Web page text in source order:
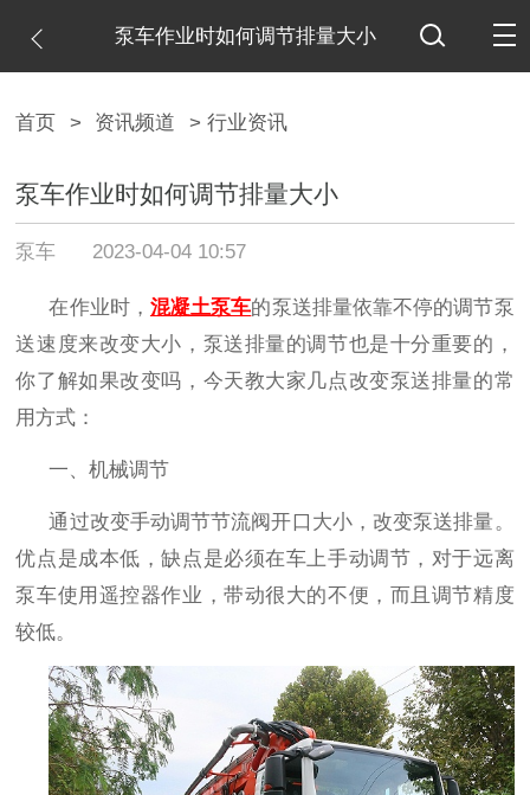
泵车作业时如何调节排量大小
首页 > 资讯频道 > 行业资讯
泵车作业时如何调节排量大小
泵车 2023-04-04 10:57
在作业时， 混凝土泵车的泵送排量依靠不停的调节泵
送速度来改变大小，泵送排量的调节也是十分重要的，
你了解如果改变吗，今天教大家几点改变泵送排量的常
用方式：
一、机械调节
通过改变手动调节节流阀开口大小，改变泵送排量。
优点是成本低，缺点是必须在车上手动调节，对于远离
泵车使用遥控器作业，带动很大的不便，而且调节精度
较低。